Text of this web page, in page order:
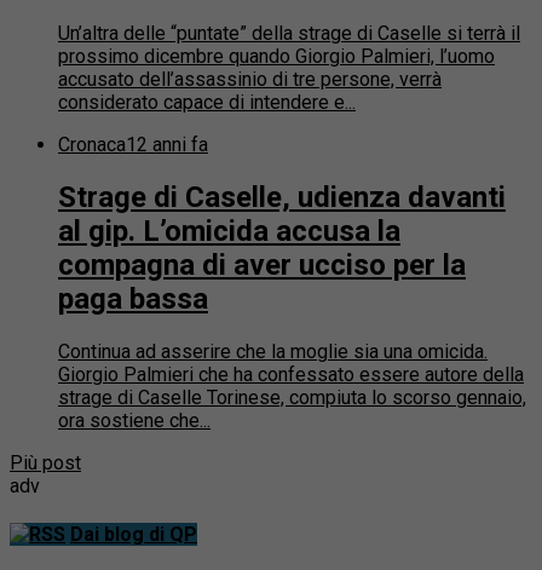
Un’altra delle “puntate” della strage di Caselle si terrà il
prossimo dicembre quando Giorgio Palmieri, l’uomo
accusato dell’assassinio di tre persone, verrà
considerato capace di intendere e...
Cronaca12 anni fa
Strage di Caselle, udienza davanti
al gip. L’omicida accusa la
compagna di aver ucciso per la
paga bassa
Continua ad asserire che la moglie sia una omicida.
Giorgio Palmieri che ha confessato essere autore della
strage di Caselle Torinese, compiuta lo scorso gennaio,
ora sostiene che...
Più post
adv
Dai blog di QP